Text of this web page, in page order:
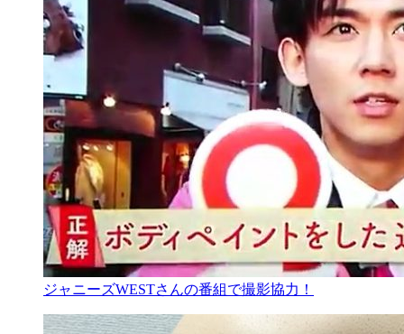
ジャニーズWESTさんの番組で撮影協力！